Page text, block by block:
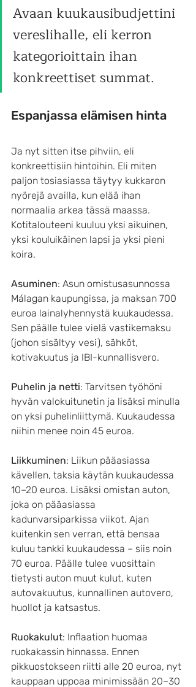
Avaan kuukausibudjettini
vereslihalle, eli kerron
kategorioittain ihan
konkreettiset summat.
Espanjassa elämisen hinta
Ja nyt sitten itse pihviin, eli
konkreettisiin hintoihin. Eli miten
paljon tosiasiassa täytyy kukkaron
nyörejä availla, kun elää ihan
normaalia arkea tässä maassa.
Kotitalouteeni kuuluu yksi aikuinen,
yksi kouluikäinen lapsi ja yksi pieni
koira.
Asuminen: Asun omistusasunnossa
Málagan kaupungissa, ja maksan 700
euroa lainalyhennystä kuukaudessa.
Sen päälle tulee vielä vastikemaksu
(johon sisältyy vesi), sähköt,
kotivakuutus ja IBI-kunnallisvero.
Puhelin ja netti: Tarvitsen työhöni
hyvän valokuitunetin ja lisäksi minulla
on yksi puhelinliittymä. Kuukaudessa
niihin menee noin 45 euroa.
Liikkuminen: Liikun pääasiassa
kävellen, taksia käytän kuukaudessa
10–20 euroa. Lisäksi omistan auton,
joka on pääasiassa
kadunvarsiparkissa viikot. Ajan
kuitenkin sen verran, että bensaa
kuluu tankki kuukaudessa – siis noin
70 euroa. Päälle tulee vuosittain
tietysti auton muut kulut, kuten
autovakuutus, kunnallinen autovero,
huollot ja katsastus.
Ruokakulut: Inflaation huomaa
ruokakassin hinnassa. Ennen
pikkuostokseen riitti alle 20 euroa, nyt
kauppaan uppoaa minimissään 20–30